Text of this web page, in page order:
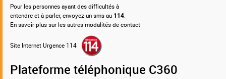
Pour les personnes ayant des difficultés à
entendre et à parler, envoyez un sms au 114.
En savoir plus sur les autres modalités de contact
Site Internet Urgence 114
Plateforme téléphonique C360